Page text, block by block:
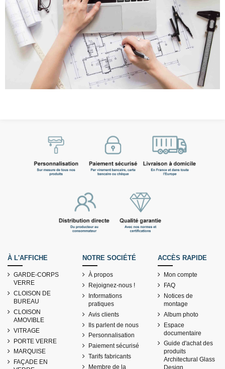
À L'AFFICHE
GARDE-CORPS
VERRE
CLOISON DE
BUREAU
CLOISON
AMOVIBLE
VITRAGE
PORTE VERRE
MARQUISE
FAÇADE EN
NOTRE SOCIÉTÉ
À propos
Rejoignez-nous !
Informations
pratiques
Avis clients
Ils parlent de nous
Personnalisation
Paiement sécurisé
Tarifs fabricants
Membre de la
ACCÈS RAPIDE
Mon compte
FAQ
Notices de
montage
Album photo
Espace
documentaire
Guide d'achat des
produits
Architectural Glass